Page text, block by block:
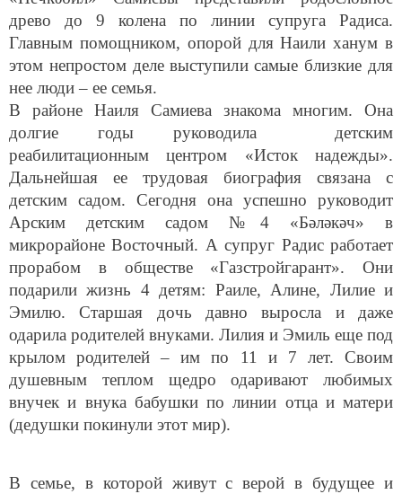
древо до 9 колена по линии супруга Радиса.
Главным помощником, опорой для Наили ханум в
этом непростом деле выступили самые близкие для
нее люди – ее семья.
В районе Наиля Самиева знакома многим. Она
долгие годы руководила детским
реабилитационным центром «Исток надежды».
Дальнейшая ее трудовая биография связана с
детским садом. Сегодня она успешно руководит
Арским детским садом №4 «Бәләкәч» в
микрорайоне Восточный. А супруг Радис работает
прорабом в обществе «Газстройгарант». Они
подарили жизнь 4 детям: Раиле, Алине, Лилие и
Эмилю. Старшая дочь давно выросла и даже
одарила родителей внуками. Лилия и Эмиль еще под
крылом родителей – им по 11 и 7 лет. Своим
душевным теплом щедро одаривают любимых
внучек и внука бабушки по линии отца и матери
(дедушки покинули этот мир).
В семье, в которой живут с верой в будущее и